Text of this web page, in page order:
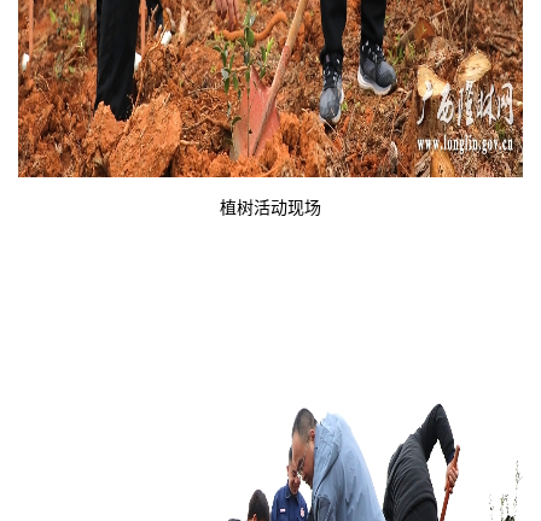
植树活动现场